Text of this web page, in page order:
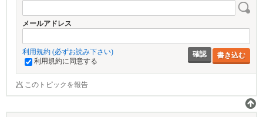
メールアドレス
利用規約 (必ずお読み下さい)
利用規約に同意する
書き込む
このトピックを報告